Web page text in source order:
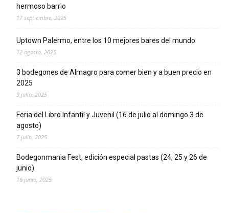
hermoso barrio
17 septiembre, 2025
Uptown Palermo, entre los 10 mejores bares del mundo
12 agosto, 2025
3 bodegones de Almagro para comer bien y a buen precio en
2025
9 julio, 2025
Feria del Libro Infantil y Juvenil (16 de julio al domingo 3 de
agosto)
7 julio, 2025
Bodegonmania Fest, edición especial pastas (24, 25 y 26 de
junio)
16 junio, 2025